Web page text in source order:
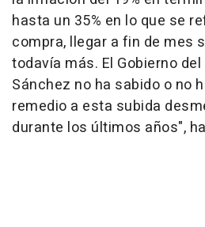
hasta un 35% en lo que se
compra, llegar a fin de mes
todavía más. El Gobierno
Sánchez no ha sabido o no
remedio a esta subida
durante los últimos años",